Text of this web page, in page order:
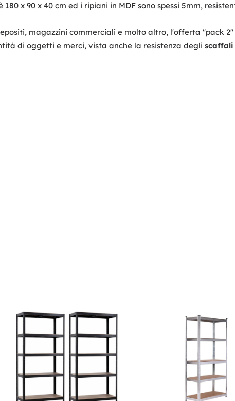
180 x 90 x 40 cm ed i ripiani in MDF sono spessi 5mm,
magazzini commerciali e molto altro, l'offerta "pack
di oggetti e merci, vista anche la resistenza degli